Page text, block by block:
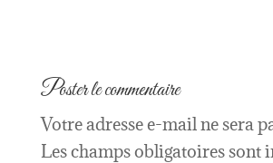
Poster le commentaire
Votre adresse e-mail ne sera
Les champs obligatoires sont